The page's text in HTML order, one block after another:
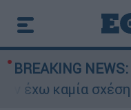
BREAKING NEWS:
καμία σχέση με